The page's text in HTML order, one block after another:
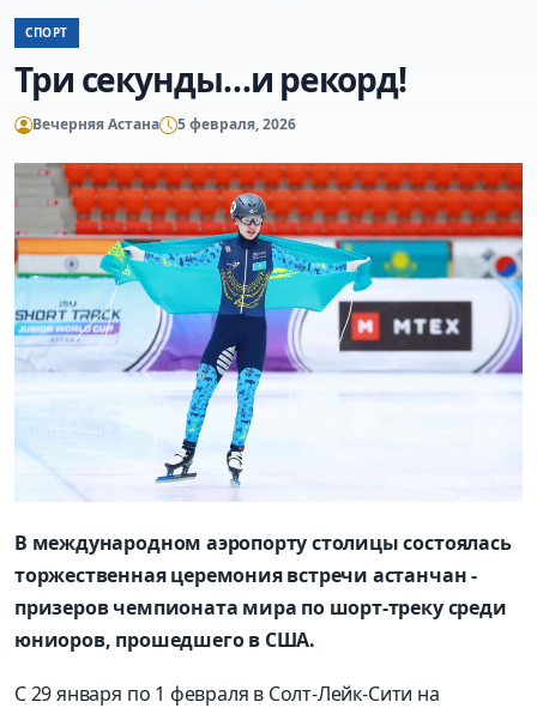
СПОРТ
Три секунды…и рекорд!
Вечерняя Астана 5 февраля, 2026
В международном аэропорту столицы состоялась
торжественная церемония встречи астанчан -
призеров чемпионата мира по шорт-треку среди
юниоров, прошедшего в США.
С 29 января по 1 февраля в Солт-Лейк-Сити на